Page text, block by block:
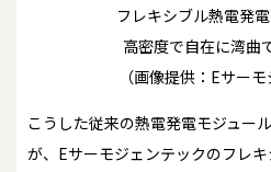
フレキシブル熱電発電
高密度で自在に湾曲
（画像提供：Eサーモ
こうした従来の熱電発電モジュー
が、Eサーモジェンテックのフレ